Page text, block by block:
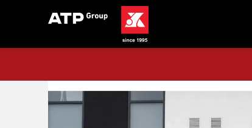
Mercedes-Benz